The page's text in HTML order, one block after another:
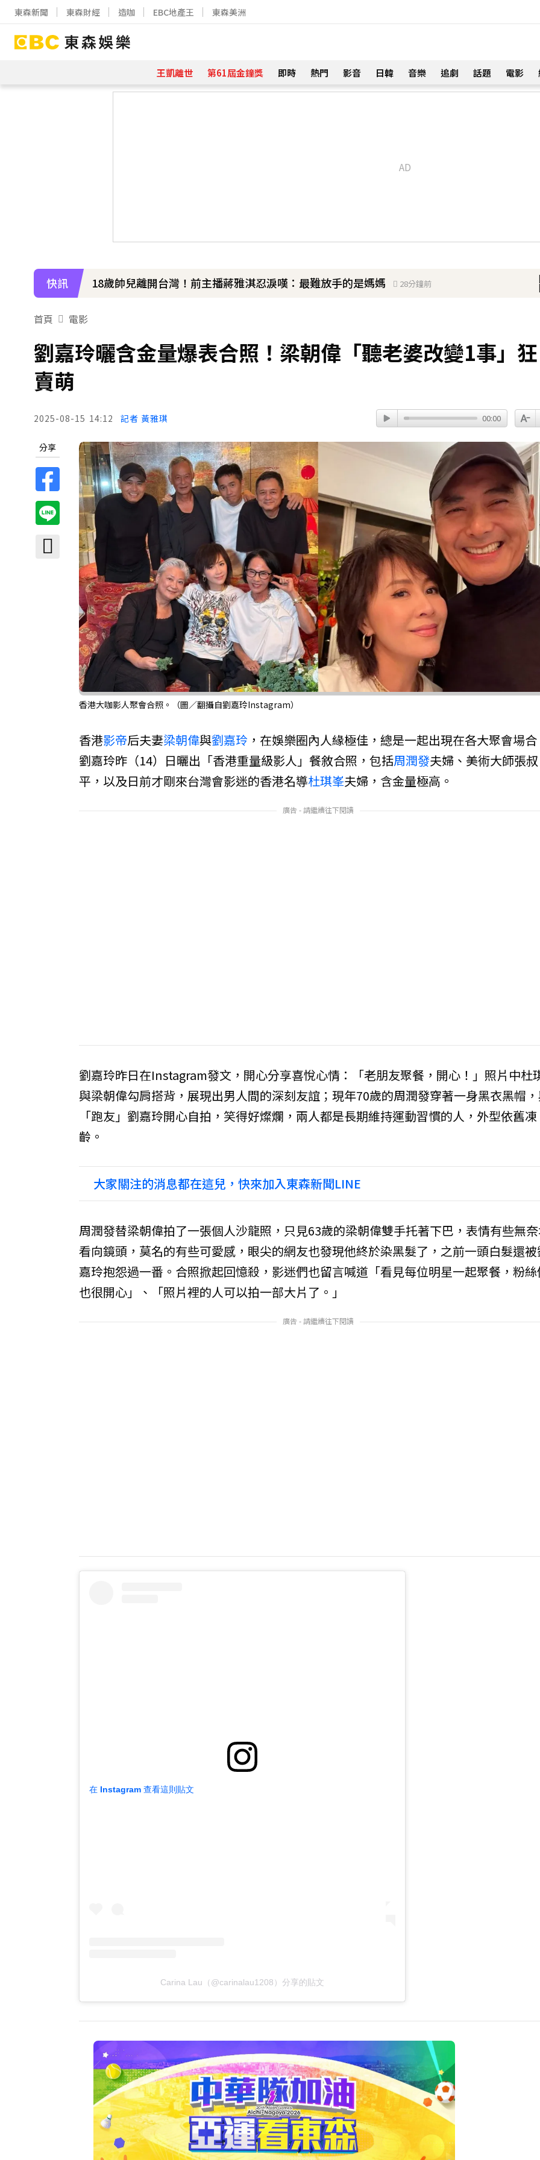
東森新聞 東森財經 造咖 EBC地產王 東森美洲
王凱離世 第61屆金鐘獎 即時 熱門 影音 日韓 音樂 追劇 話題 電影
快訊 18歲帥兒離開台灣！前主播蔣雅淇忍淚嘆：最難放手的是媽媽 28分鐘前
下載東森App，隨時掌握天下大小事！
首頁 電影
劉嘉玲曬含金量爆表合照！梁朝偉「聽老婆改變1事」狂
賣萌
2025-08-15 14:12 記者 黃雅琪 00:00
分享
香港大咖影人聚會合照。（圖／翻攝自劉嘉玲Instagram）
香港影帝后夫妻梁朝偉與劉嘉玲 ，在娛樂圈內人緣極佳，總是一起出現在各大聚會場
劉嘉玲昨（14）日曬出「香港重量級影人」餐敘合照，包括周潤發夫婦、美術大師張叔
平，以及日前才剛來台灣會影迷的香港名導杜琪峯夫婦，含金量極高。
廣告 - 請繼續往下閱讀
劉嘉玲昨日在Instagram發文，開心分享喜悅心情：「老朋友聚餐，開心！」照片中杜
與梁朝偉勾肩搭背，展現出男人間的深刻友誼；現年70歲的周潤發穿著一身黑衣黑帽
「跑友」劉嘉玲開心自拍，笑得好燦爛，兩人都是長期維持運動習慣的人，外型依舊凍
齡。
大家關注的消息都在這兒，快來加入東森新聞LINE
周潤發替梁朝偉拍了一張個人沙龍照，只見63歲的梁朝偉雙手托著下巴，表情有些無
看向鏡頭，莫名的有些可愛感，眼尖的網友也發現他終於染黑髮了，之前一頭白髮還
嘉玲抱怨過一番。合照掀起回憶殺，影迷們也留言喊道「看見每位明星一起聚餐，粉
也很開心」、「照片裡的人可以拍一部大片了。」
廣告 - 請繼續往下閱讀
在 Instagram 查看這則貼文
Carina Lau（@carinalau1208）分享的貼文